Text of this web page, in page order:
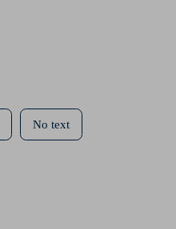
No text